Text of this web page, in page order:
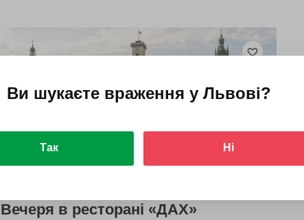
Вечеря в ресторані «ДАХ»
Ви шукаєте враження у Львові?
Так Ні